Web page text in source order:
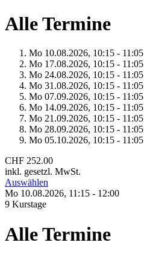
Alle Termine
Mo 10.08.2026, 10:15 - 11:05
Mo 17.08.2026, 10:15 - 11:05
Mo 24.08.2026, 10:15 - 11:05
Mo 31.08.2026, 10:15 - 11:05
Mo 07.09.2026, 10:15 - 11:05
Mo 14.09.2026, 10:15 - 11:05
Mo 21.09.2026, 10:15 - 11:05
Mo 28.09.2026, 10:15 - 11:05
Mo 05.10.2026, 10:15 - 11:05
CHF 252.00
inkl. gesetzl. MwSt.
Auswählen
Mo 10.08.2026, 11:15 - 12:00
9 Kurstage
Alle Termine